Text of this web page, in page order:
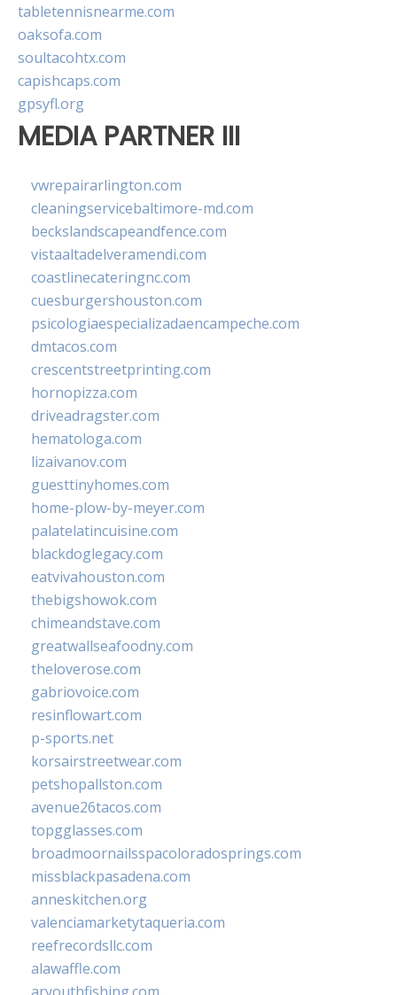
tabletennisnearme.com
oaksofa.com
soultacohtx.com
capishcaps.com
gpsyfl.org
MEDIA PARTNER III
vwrepairarlington.com
cleaningservicebaltimore-md.com
beckslandscapeandfence.com
vistaaltadelveramendi.com
coastlinecateringnc.com
cuesburgershouston.com
psicologiaespecializadaencampeche.com
dmtacos.com
crescentstreetprinting.com
hornopizza.com
driveadragster.com
hematologa.com
lizaivanov.com
guesttinyhomes.com
home-plow-by-meyer.com
palatelatincuisine.com
blackdoglegacy.com
eatvivahouston.com
thebigshowok.com
chimeandstave.com
greatwallseafoodny.com
theloverose.com
gabriovoice.com
resinflowart.com
p-sports.net
korsairstreetwear.com
petshopallston.com
avenue26tacos.com
topgglasses.com
broadmoornailsspacoloradosprings.com
missblackpasadena.com
anneskitchen.org
valenciamarketytaqueria.com
reefrecordsllc.com
alawaffle.com